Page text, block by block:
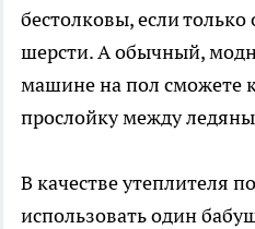
бестолковы, если
шерсти. А обычный,
машине на пол сможете
прослойку между
В качестве утеплителя
использовать один